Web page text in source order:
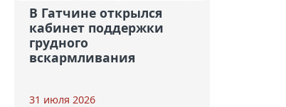
В Гатчине открылся
кабинет поддержки
грудного
вскармливания
31 июля 2026